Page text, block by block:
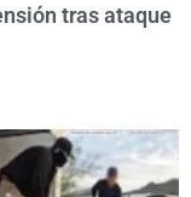
tras ataque